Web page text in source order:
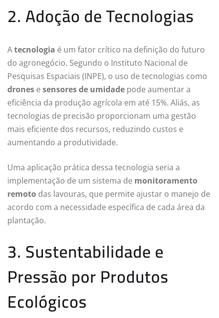
2. Adoção de Tecnologias
Atecnologia é um fator crítico na definição do futuro
do agronegócio. Segundo o Instituto Nacional de
Pesquisas Espaciais (INPE), o uso de tecnologias como
drones e sensores de umidade pode aumentar a
eficiência da produção agrícola em até 15%. Aliás, as
tecnologias de precisão proporcionam uma gestão
mais eficiente dos recursos, reduzindo custos e
aumentando a produtividade.
Uma aplicação prática dessa tecnologia seria a
implementação de um sistema de monitoramento
remoto das lavouras, que permite ajustar o manejo de
acordo com a necessidade específica de cada área da
plantação.
3. Sustentabilidade e
Pressão por Produtos
Ecológicos